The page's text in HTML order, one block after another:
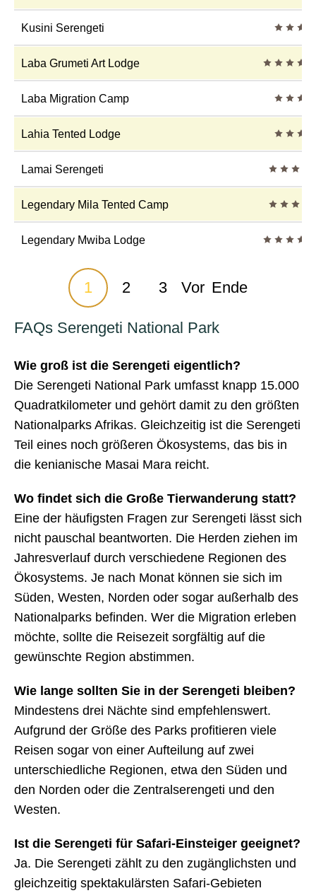
Kusini Serengeti 3
Laba Grumeti Art Lodge 5 Sterne
Laba Migration Camp 3
Lahia Tented Lodge 3
Lamai Serengeti 4 Sterne
Legendary Mila Tented Camp 4 Sterne
Legendary Mwiba Lodge 5 Sterne
1 2 3 Vor Ende
FAQs Serengeti National Park
Wie groß ist die Serengeti eigentlich?
Die Serengeti National Park umfasst knapp 15.000
Quadratkilometer und gehört damit zu den größten
Nationalparks Afrikas. Gleichzeitig ist die Serengeti
Teil eines noch größeren Ökosystems, das bis in
die kenianische Masai Mara reicht.
Wo findet sich die Große Tierwanderung statt?
Eine der häufigsten Fragen zur Serengeti lässt sich
nicht pauschal beantworten. Die Herden ziehen im
Jahresverlauf durch verschiedene Regionen des
Ökosystems. Je nach Monat können sie sich im
Süden, Westen, Norden oder sogar außerhalb des
Nationalparks befinden. Wer die Migration erleben
möchte, sollte die Reisezeit sorgfältig auf die
gewünschte Region abstimmen.
Wie lange sollten Sie in der Serengeti bleiben?
Mindestens drei Nächte sind empfehlenswert.
Aufgrund der Größe des Parks profitieren viele
Reisen sogar von einer Aufteilung auf zwei
unterschiedliche Regionen, etwa den Süden und
den Norden oder die Zentralserengeti und den
Westen.
Ist die Serengeti für Safari-Einsteiger geeignet?
Ja. Die Serengeti zählt zu den zugänglichsten und
gleichzeitig spektakulärsten Safari-Gebieten